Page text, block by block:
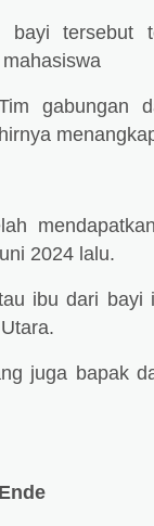
bayi tersebut
gabungan
2024 lalu.
ibu dari
juga bapak